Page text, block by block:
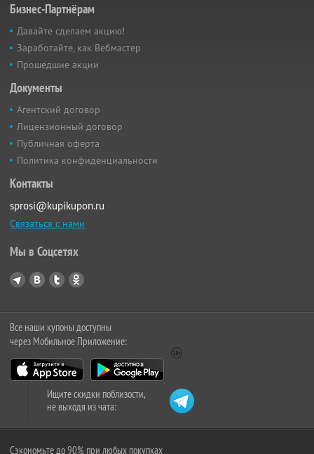
Бизнес-Партнёрам
Давайте сделаем акцию!
Заработайте, как Вебмастер
Прошедшие акции
Документы
Агентский договор
Лицензионный договор
Публичная оферта
Политика конфиденциальности
Контакты
sprosi@kupikupon.ru
Связаться с нами
Мы в Соцсетях
Все наши купоны доступны
через Мобильное Приложение:
Ищите скидки поблизости,
не выходя из чата:
Сэкономьте до 90% при любых покупках